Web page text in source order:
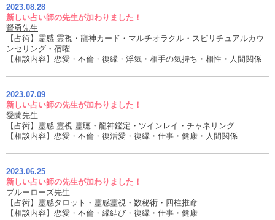
2023.08.28
新しい占い師の先生が加わりました！
賢勇先生
【占術】霊感 霊視・龍神カード・マルチオラクル・スピリチュアルカウ
ンセリング・宿曜
【相談内容】恋愛・不倫・復縁・浮気・相手の気持ち・相性・人間関係
2023.07.09
新しい占い師の先生が加わりました！
愛蘭先生
【占術】霊感 霊視 霊聴・龍神鑑定・ツインレイ・チャネリング
【相談内容】恋愛・不倫・復活愛・復縁・仕事・健康・人間関係
2023.06.25
新しい占い師の先生が加わりました！
ブルーローズ先生
【占術】霊感タロット・霊感霊視・数秘術・四柱推命
【相談内容】恋愛・不倫・縁結び・復縁・仕事・健康